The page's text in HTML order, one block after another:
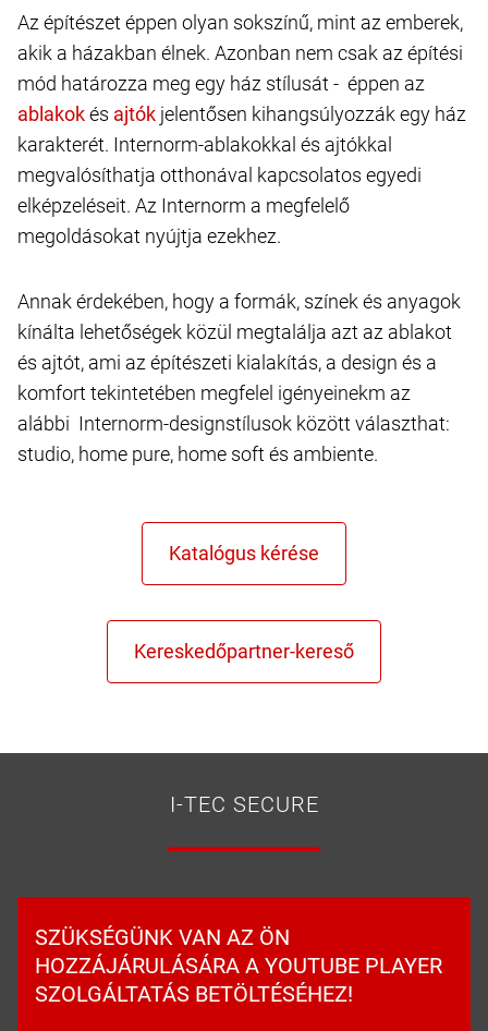
Az építészet éppen olyan sokszínű, mint az emberek,
akik a házakban élnek. Azonban nem csak az építési
mód határozza meg egy ház stílusát - éppen az
és
jelentősen kihangsúlyozzák egy ház
karakterét. Internorm-ablakokkal és ajtókkal
megvalósíthatja otthonával kapcsolatos egyedi
elképzeléseit. Az Internorm a megfelelő
megoldásokat nyújtja ezekhez.
Annak érdekében, hogy a formák, színek és anyagok
kínálta lehetőségek közül megtalálja azt az ablakot
és ajtót, ami az építészeti kialakítás, a design és a
komfort tekintetében megfelel igényeinekm az
alábbi Internorm-designstílusok között választhat:
studio, home pure, home soft és ambiente.
I-TEC SECURE
SZÜKSÉGÜNK VAN AZ ÖN
HOZZÁJÁRULÁSÁRA A YOUTUBE PLAYER
SZOLGÁLTATÁS BETÖLTÉSÉHEZ!